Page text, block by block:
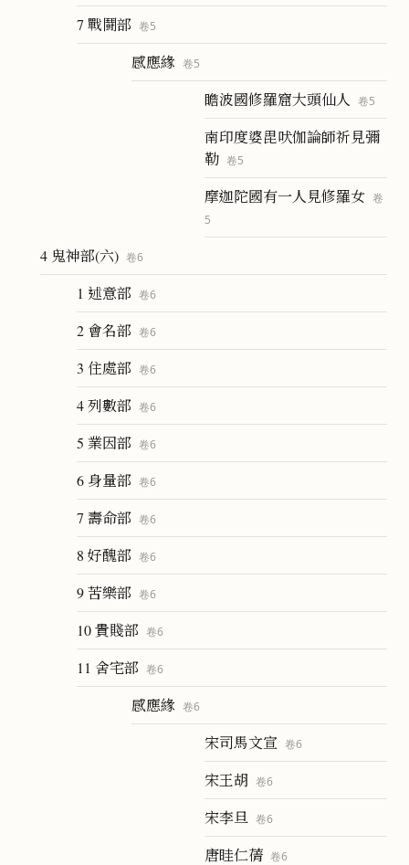
7 戰鬪部 卷5
感應緣 卷5
瞻波國修羅窟大頭仙人 卷5
南印度婆毘吠伽論師祈見彌
勒 卷5
摩迦陀國有一人見修羅女 卷
5
4 鬼神部(六) 卷6
1 述意部 卷6
2 會名部 卷6
3 住處部 卷6
4 列數部 卷6
5 業因部 卷6
6 身量部 卷6
7 壽命部 卷6
8 好醜部 卷6
9 苦樂部 卷6
10 貴賤部 卷6
11 舍宅部 卷6
感應緣 卷6
宋司馬文宣 卷6
宋王胡 卷6
宋李旦 卷6
唐眭仁蒨 卷6